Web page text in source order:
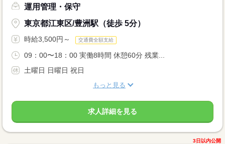
運用管理・保守
東京都江東区/豊洲駅（徒歩 5分）
時給3,500円～ 交通費全額支給
09：00〜18：00 実働8時間 休憩60分 残業...
土曜日 日曜日 祝日
もっと見る
求人詳細を見る
3日以内公開